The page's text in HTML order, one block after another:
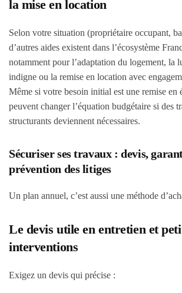
la mise en location
Selon votre situation (propriétaire occupant,
d’autres aides existent dans l’écosystème
notamment pour l’adaptation du logement, la
indigne ou la remise en location avec
Même si votre besoin initial est une remise en
peuvent changer l’équation budgétaire si des
structurants deviennent nécessaires.
Sécuriser ses travaux : devis,
prévention des litiges
Un plan annuel, c’est aussi une méthode
Le devis utile en entretien et
interventions
Exigez un devis qui précise :